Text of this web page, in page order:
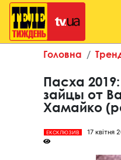
Головна
Пасха
зайцы от
Хамайко
ЕКСКЛЮЗИВ 17 квітня